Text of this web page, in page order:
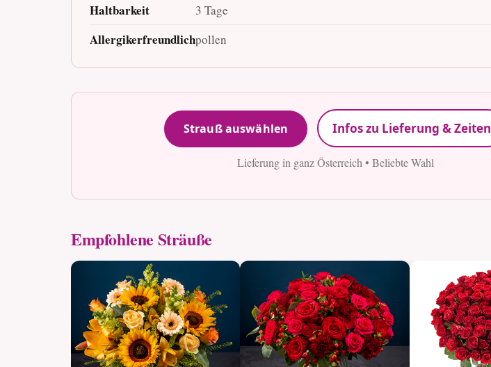
Haltbarkeit 3 Tage
Allergikerfreundlichpollen
Strauß auswählen Infos zu Lieferung & Zeiten
Lieferung in ganz Österreich • Beliebte Wahl
Empfohlene Sträuße